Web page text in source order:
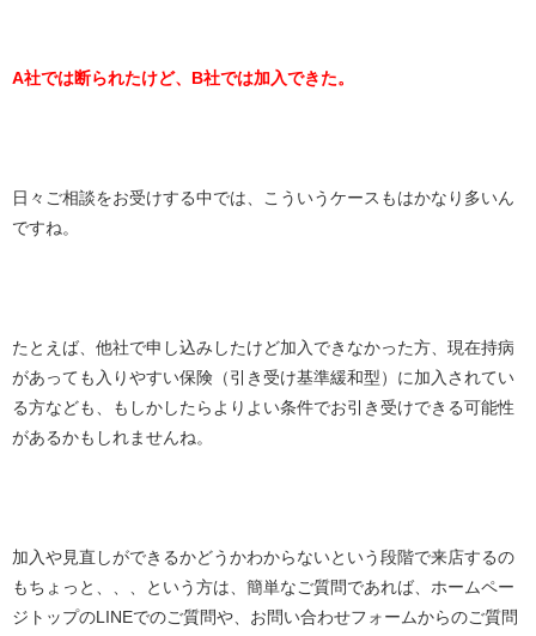
A社では断られたけど、B社では加入できた。
日々ご相談をお受けする中では、こういうケースもはかなり多いん
ですね。
たとえば、他社で申し込みしたけど加入できなかった方、現在持病
があっても入りやすい保険（引き受け基準緩和型）に加入されてい
る方なども、もしかしたらよりよい条件でお引き受けできる可能性
があるかもしれませんね。
加入や見直しができるかどうかわからないという段階で来店するの
もちょっと、、、という方は、簡単なご質問であれば、ホームペー
ジトップのLINEでのご質問や、お問い合わせフォームからのご質問